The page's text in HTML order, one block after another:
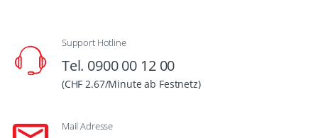
Support Hotline
Tel. 0900 00 12 00
(CHF 2.67/Minute ab Festnetz)
Mail Adresse